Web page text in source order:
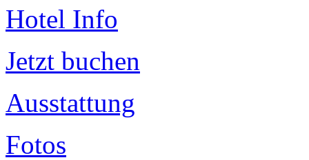
Hotel Info
Jetzt buchen
Ausstattung
Fotos